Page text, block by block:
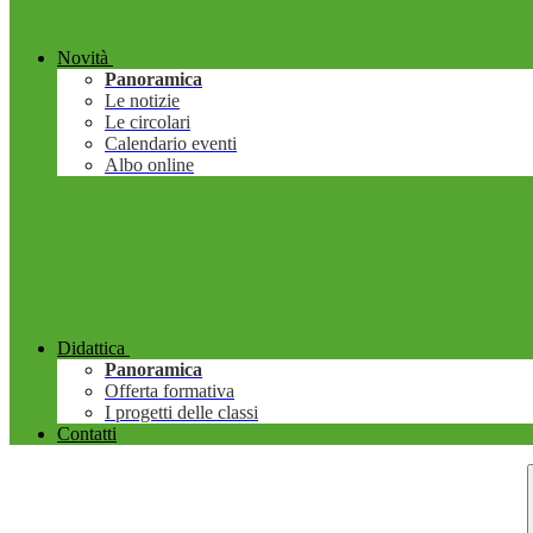
Novità
Panoramica
Le notizie
Le circolari
Calendario eventi
Albo online
Didattica
Panoramica
Offerta formativa
I progetti delle classi
Contatti